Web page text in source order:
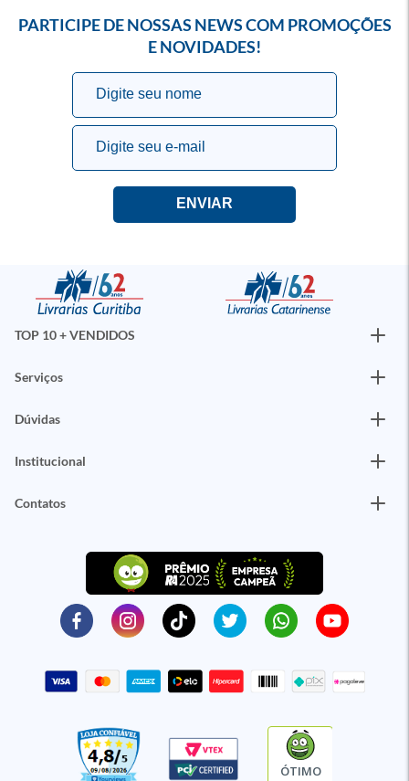
PARTICIPE DE NOSSAS NEWS COM PROMOÇÕES
E NOVIDADES!
TOP 10 + VENDIDOS
Serviços
Dúvidas
Institucional
Contatos
ÓTIMO